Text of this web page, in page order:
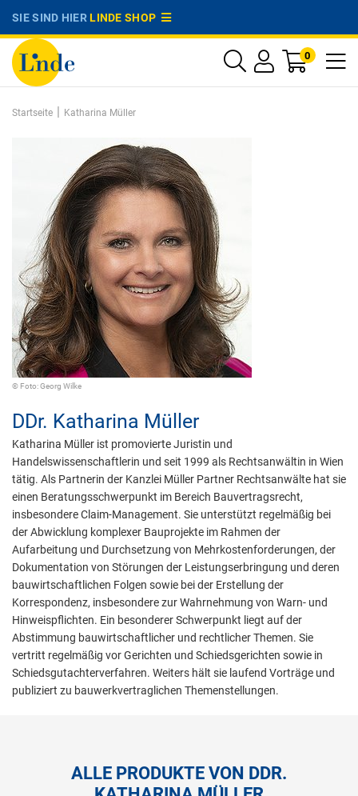
SIE SIND HIERLINDE SHOP
0
Startseite | Katharina Müller
© Foto: Georg Wilke
DDr. Katharina Müller
Katharina Müller ist promovierte Juristin und
Handelswissenschaftlerin und seit 1999 als Rechtsanwältin in Wien
tätig. Als Partnerin der Kanzlei Müller Partner Rechtsanwälte hat sie
einen Beratungsschwerpunkt im Bereich Bauvertragsrecht,
insbesondere Claim-Management. Sie unterstützt regelmäßig bei
der Abwicklung komplexer Bauprojekte im Rahmen der
Aufarbeitung und Durchsetzung von Mehrkostenforderungen, der
Dokumentation von Störungen der Leistungserbringung und deren
bauwirtschaftlichen Folgen sowie bei der Erstellung der
Korrespondenz, insbesondere zur Wahrnehmung von Warn- und
Hinweispflichten. Ein besonderer Schwerpunkt liegt auf der
Abstimmung bauwirtschaftlicher und rechtlicher Themen. Sie
vertritt regelmäßig vor Gerichten und Schiedsgerichten sowie in
Schiedsgutachterverfahren. Weiters hält sie laufend Vorträge und
publiziert zu bauwerkvertraglichen Themenstellungen.
ALLE PRODUKTE VON DDR.